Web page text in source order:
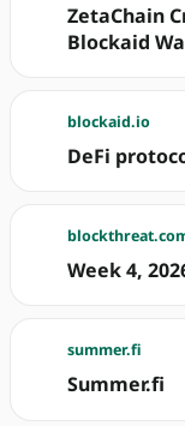
ZetaChain
Blockaid
blockaid.io
DeFi
Week 4,
summer.fi
Summer.fi